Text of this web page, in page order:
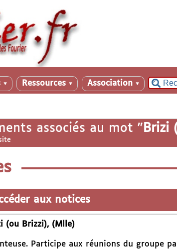
▼ Ressources ▼ Association ▼
associés au mot " Brizi
aux notices
(ou Brizzi), (Mlle)
Participe aux réunions du groupe